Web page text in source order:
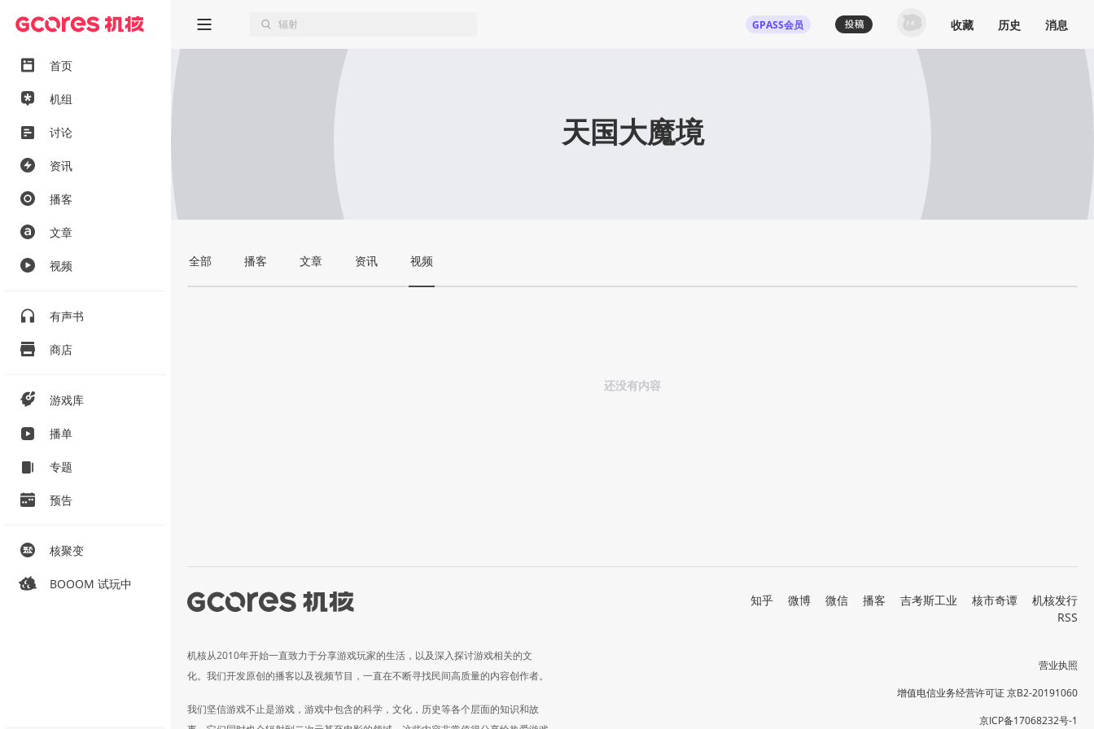
首页
机组
讨论
资讯
播客
文章
视频
有声书
商店
游戏库
播单
专题
预告
核聚变
BOOOM 试玩中
GPASS会员 收藏 历史 消息
天国大魔境
全部 播客 文章 资讯 视频
还没有内容
机核从2010年开始一直致力于分享游戏玩家的生活，以及深入探讨游戏相关的文
化。我们开发原创的播客以及视频节目，一直在不断寻找民间高质量的内容创作者。
我们坚信游戏不止是游戏，游戏中包含的科学，文化，历史等各个层面的知识和故
知乎 微博 微信 播客 吉考斯工业 核市奇谭
机核发行
RSS
营业执照
增值电信业务经营许可证 京B2-20191060
京ICP备17068232号-1